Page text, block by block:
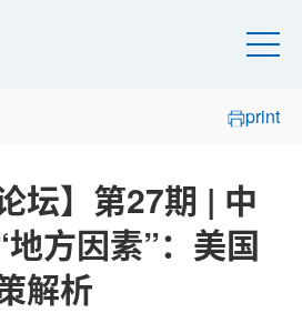
print
坛】第27期 | 中
方因素”：美国
解析